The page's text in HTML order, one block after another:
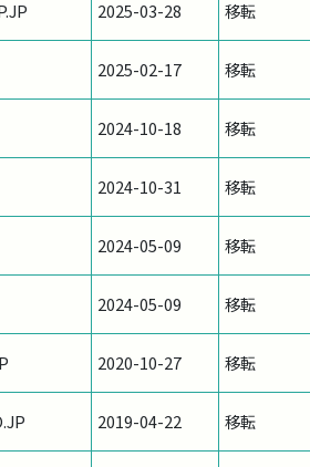
2025-03-28 移転
2025-02-17 移転
2024-10-18 移転
2024-10-31 移転
2024-05-09 移転
2024-05-09 移転
2020-10-27 移転
2019-04-22 移転